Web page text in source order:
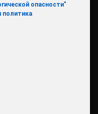
опасности"
политика